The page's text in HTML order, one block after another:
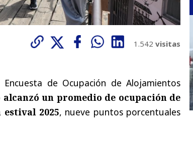
1.542 visitas
de Ocupación de Alojamientos
un promedio de ocupación de
2025, nueve puntos porcentuales